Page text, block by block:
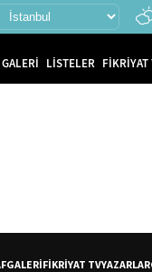
GALERİ LİSTELER FİKRİYAT
GALERİFİKRİYAT TVYAZARLAR